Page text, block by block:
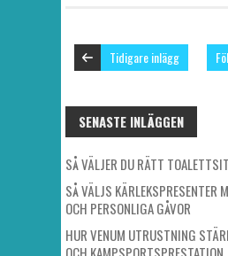
Tidigare inlägg
SENASTE INLÄGGEN
SÅ VÄLJER DU RÄTT
SÅ VÄLJS KÄRLEKSPRESENTER
OCH PERSONLIGA GÅVOR
HUR VENUM UTRUSTNING